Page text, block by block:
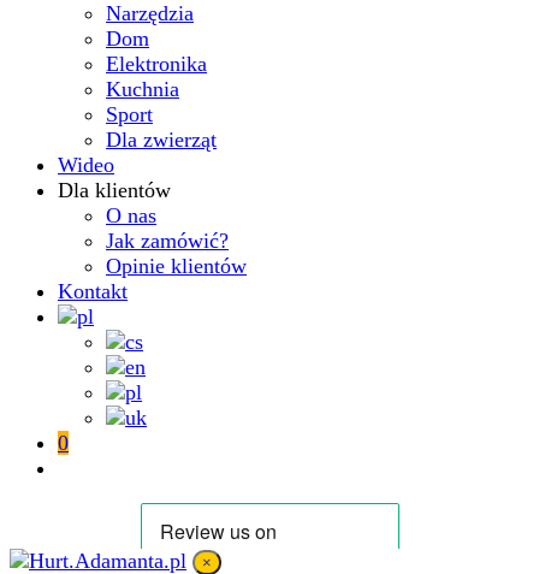
Narzędzia
Dom
Elektronika
Kuchnia
Sport
Dla zwierząt
Wideo
Dla klientów
O nas
Jak zamówić?
Opinie klientów
Kontakt
0
×